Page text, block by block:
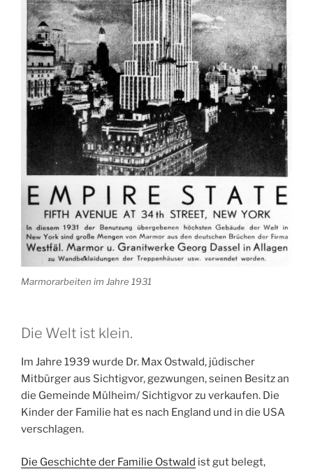
Marmorarbeiten im Jahre 1931
Die Welt ist klein.
Im Jahre 1939 wurde Dr. Max Ostwald, jüdischer
Mitbürger aus Sichtigvor, gezwungen, seinen Besitz an
die Gemeinde Mülheim/ Sichtigvor zu verkaufen. Die
Kinder der Familie hat es nach England und in die USA
verschlagen.
Die Geschichte der Familie Ostwald ist gut belegt,